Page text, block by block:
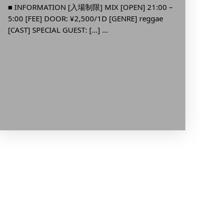
■ INFORMATION [入場制限] MIX [OPEN] 21:00 –
5:00 [FEE] DOOR: ¥2,500/1D [GENRE] reggae
[CAST] SPECIAL GUEST: […] ...